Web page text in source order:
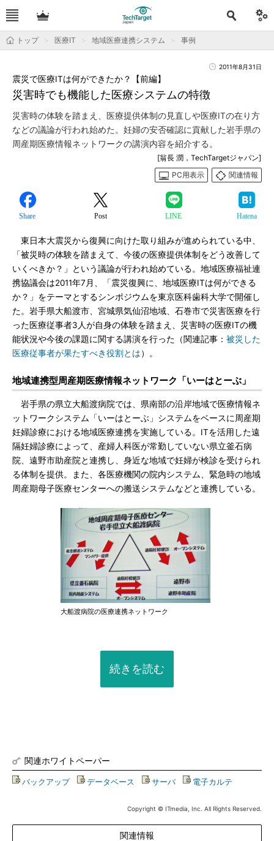
トップ 医療IT 地域医療連携システム 事例
2011年8月31日
災害時でも機能した医療システムの特徴
震災で医療ITは何ができたか？【前編】
災害時の体験を踏まえ、医療提供体制の見直しや医療ITの在り方
などの議論が行われ始めた。妊婦の安否確認に貢献した岩手県の
周産期医療情報ネットワークの講演内容を紹介する。
[翁長 潤，TechTargetジャパン]
PC用表示
関連情報
Share Post LINE Hatena
東日本大震災から復興に向けた取り組みが進められている中、
「被災時の体験を踏まえて、今後の医療提供体制をどう改善して
いくべきか？」という議論が行われ始めている。地域医療福祉連
携協議会は2011年7月、「震災復興に、地域医療ITは何ができる
か？」をテーマとするシンポジウムを東京医科歯科大学で開催し
た。岩手県大船渡市、宮城県気仙沼地域、石巻市で災害医療を行
った医療従事者3人が自身の体験を踏まえ、災害時の医療ITの機
能状況や今後の課題に関する講演を行った（関連記事： 被災した
医療従事者が果たすべき役割とは）。
地域連携型周産期医療情報ネットワーク「いーはとーぶ」
岩手県の県立大船渡病院では、県南部の沿岸地域で医療情報ネ
ットワークシステム「いーはとーぶ」システムをベースに周産期
妊婦診療における地域医療連携を実施している。ITを活用した遠
隔妊婦診療によって、産婦人科医が常勤していない県立釜石病
院、遠野市助産院と連携し、身近な地域で妊婦が検診を受けられ
る体制を提供。また、各医療機関の院内システム、緊急時の地域
周産期母子医療センターへの搬送システムなどと連携している。
大船渡病院の医療連携ネットワーク
続きを読む
関連ホワイトペーパー
バックアップ| データベース サーバ| 電子カルテ
Copyright © ITmedia, Inc. All Rights Reserved.
関連情報